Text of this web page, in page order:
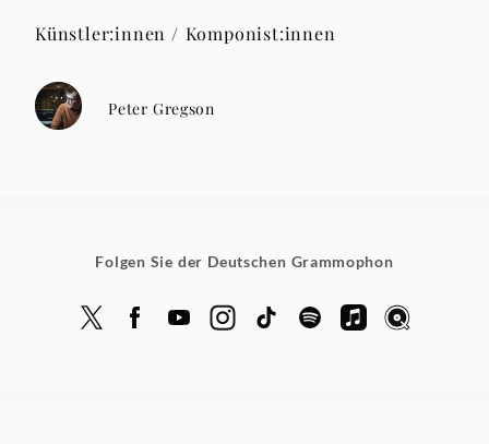
Künstler:innen / Komponist:innen
Peter Gregson
Folgen Sie der Deutschen Grammophon